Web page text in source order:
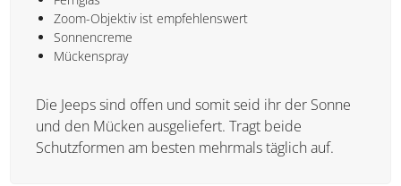
Eine Unterstützung fürs Packen:
Unbedingt in den Koffer sollten:
luftige Kleidung: lange Hosen, Shirts, möglichst hell;
Pullover für abends nicht vergessen!
Fernglas
Zoom-Objektiv ist empfehlenswert